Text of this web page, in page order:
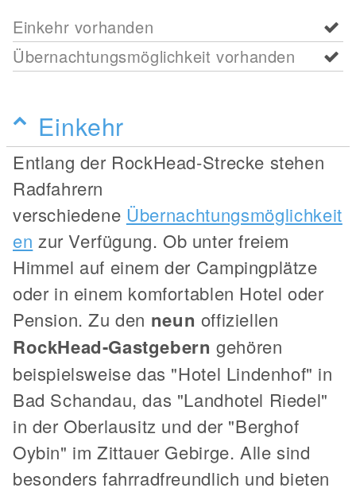
Einkehr vorhanden
Übernachtungsmöglichkeit vorhanden
Einkehr
Entlang der RockHead-Strecke stehen
Radfahrern
verschiedene Übernachtungsmöglichkeit
en zur Verfügung. Ob unter freiem
Himmel auf einem der Campingplätze
oder in einem komfortablen Hotel oder
Pension. Zu den neun offiziellen
RockHead-Gastgebern gehören
beispielsweise das "Hotel Lindenhof" in
Bad Schandau, das "Landhotel Riedel"
in der Oberlausitz und der "Berghof
Oybin" im Zittauer Gebirge. Alle sind
besonders fahrradfreundlich und bieten